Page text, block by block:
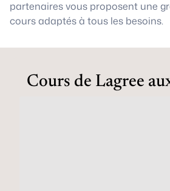
partenaires vous proposent une
cours adaptés à tous les besoins.
Cours de Lagree